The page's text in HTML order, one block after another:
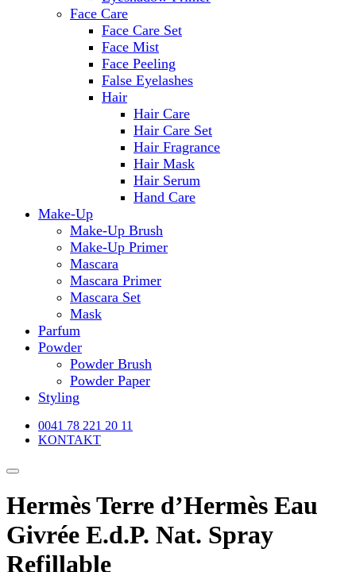
Face Care
Face Care Set
Face Mist
Face Peeling
False Eyelashes
Hair
Hair Care
Hair Care Set
Hair Fragrance
Hair Mask
Hair Serum
Hand Care
Make-Up
Make-Up Brush
Make-Up Primer
Mascara
Mascara Primer
Mascara Set
Mask
Parfum
Powder
Powder Brush
Powder Paper
Styling
0041 78 221 20 11
KONTAKT
Hermès Terre d’Hermès Eau
Givrée E.d.P. Nat. Spray
Refillable